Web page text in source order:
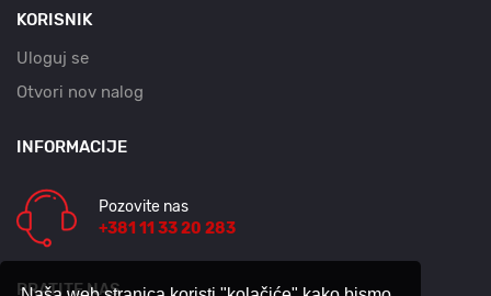
KORISNIK
Uloguj se
Otvori nov nalog
INFORMACIJE
Pozovite nas
+381 11 33 20 283
PRATITE NAS